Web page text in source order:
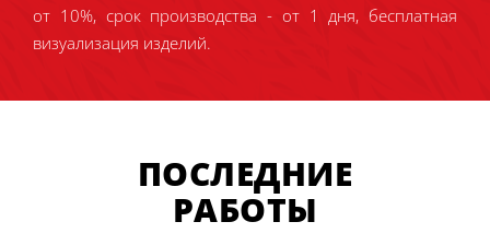
от 10%, срок производства - от 1 дня, бесплатная
визуализация изделий.
ПОСЛЕДНИЕ
РАБОТЫ